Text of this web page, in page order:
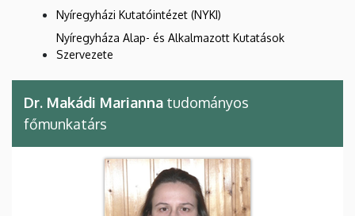
Nyíregyházi Kutatóintézet (NYKI)
Nyíregyháza Alap- és Alkalmazott Kutatások
Szervezete
Dr. Makádi Marianna tudományos
főmunkatárs